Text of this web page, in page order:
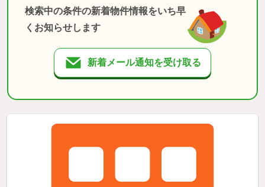
検索中の条件の新着物件情報をいち早
くお知らせします
新着メール通知を受け取る